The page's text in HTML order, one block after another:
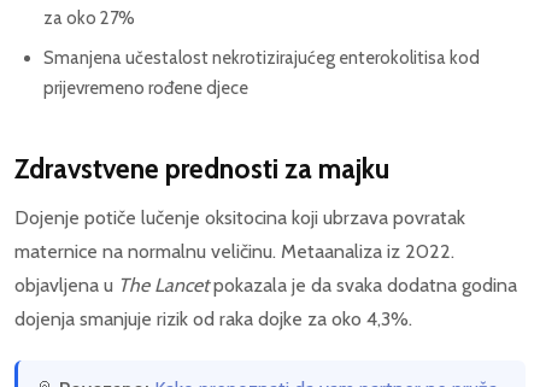
za oko 27%
Smanjena učestalost nekrotizirajućeg enterokolitisa kod
prijevremeno rođene djece
Zdravstvene prednosti za majku
Dojenje potiče lučenje oksitocina koji ubrzava povratak
maternice na normalnu veličinu. Metaanaliza iz 2022.
objavljena u The Lancetpokazala je da svaka dodatna godina
dojenja smanjuje rizik od raka dojke za oko 4,3%.